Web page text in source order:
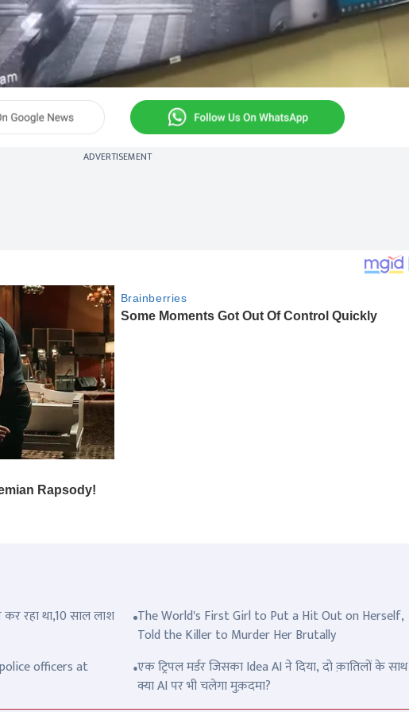
ADVERTISEMENT
रहा था,10 साल लाश
The World's First Girl to Put a Hit Out on Herself,
Told the Killer to Murder Her Brutally
officers at
एक ट्रिपल मर्डर जिसका Idea AI ने दिया, दो क़ातिलों के साथ
क्या AI पर भी चलेगा मुक़दमा?